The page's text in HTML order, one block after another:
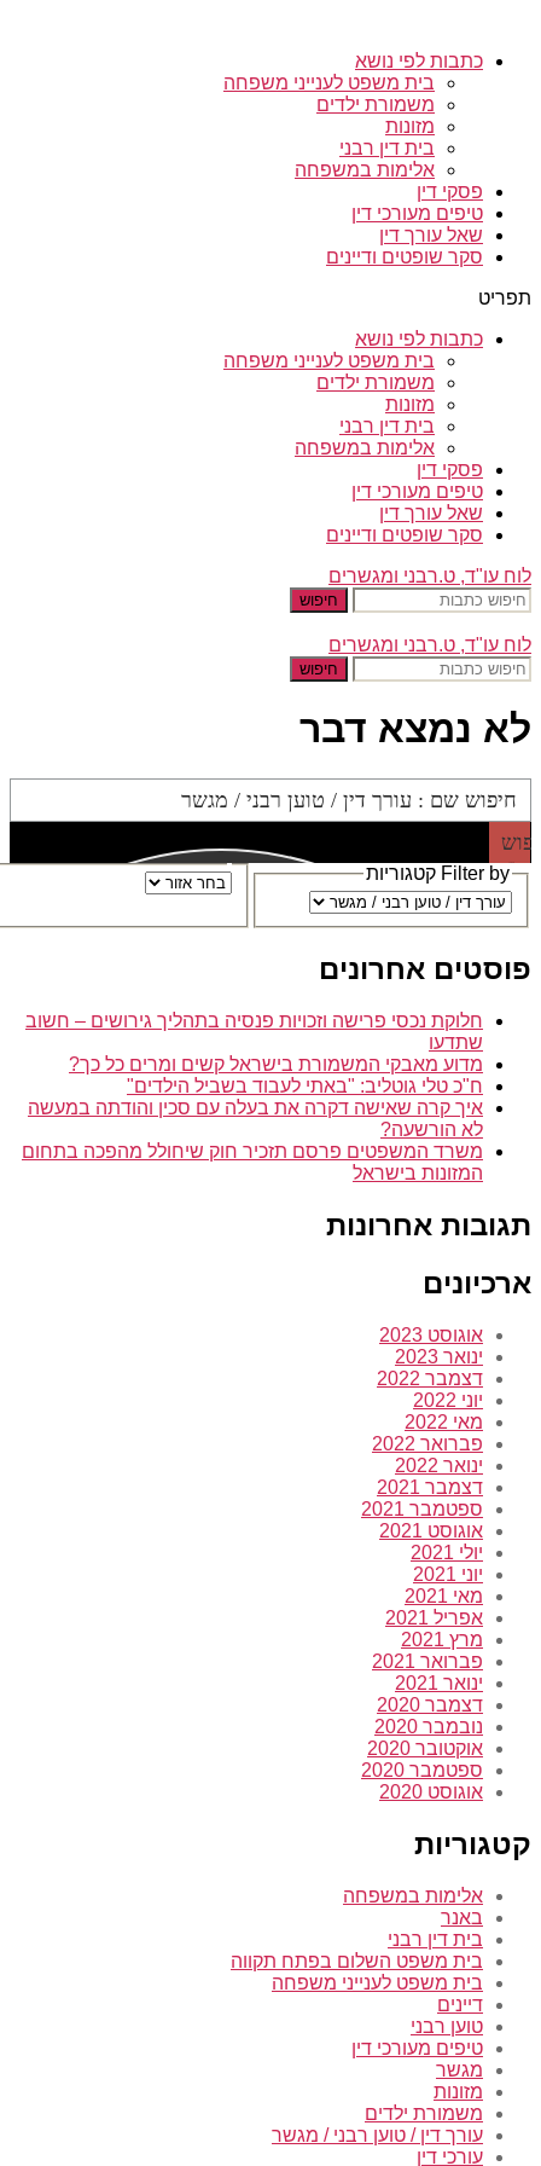
כתבות לפי נושא
בית משפט לענייני משפחה
משמורת ילדים
מזונות
בית דין רבני
אלימות במשפחה
פסקי דין
טיפים מעורכי דין
שאל עורך דין
סקר שופטים ודיינים
כתבות לפי נושא
בית משפט לענייני משפחה
משמורת ילדים
מזונות
בית דין רבני
אלימות במשפחה
פסקי דין
טיפים מעורכי דין
שאל עורך דין
סקר שופטים ודיינים
עו"ד, ט.רבני ומגשרים
חיפוש
עו"ד, ט.רבני ומגשרים
חיפוש
נמצא דבר
Filter by קטגוריות
אחרונים
חלוקת נכסי פרישה וזכויות פנסיה בתהליך גירושים – חשוב
שתדעו
מדוע מאבקי המשמורת בישראל קשים ומרים כל כך?
ח"כ טלי גוטליב: "באתי לעבוד בשביל הילדים"
איך קרה שאישה דקרה את בעלה עם סכין והודתה במעשה
לא הורשעה?
משרד המשפטים פרסם תזכיר חוק שיחולל מהפכה בתחום
המזונות בישראל
אחרונות
אוגוסט 2023
ינואר 2023
דצמבר 2022
יוני 2022
מאי 2022
פברואר 2022
ינואר 2022
דצמבר 2021
ספטמבר 2021
אוגוסט 2021
יולי 2021
יוני 2021
מאי 2021
אפריל 2021
מרץ 2021
פברואר 2021
ינואר 2021
דצמבר 2020
נובמבר 2020
אוקטובר 2020
ספטמבר 2020
אוגוסט 2020
אלימות במשפחה
באנר
בית דין רבני
בית משפט השלום בפתח תקווה
בית משפט לענייני משפחה
דיינים
טוען רבני
טיפים מעורכי דין
מגשר
מזונות
משמורת ילדים
עורך דין / טוען רבני / מגשר
עורכי דין